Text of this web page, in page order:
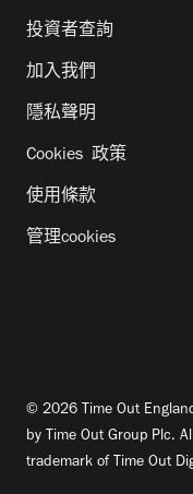
投資者查詢
加入我們
隱私聲明
Cookies 政策
使用條款
管理cookies
© 2026 Time Out
by Time Out Group Plc.
trademark of Time Out